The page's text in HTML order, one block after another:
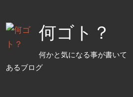
ン
ツ
何ゴト？
何かと気になる事が書いて
あるブログ